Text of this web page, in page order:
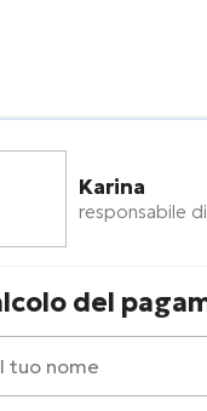
Karina
responsabile
del